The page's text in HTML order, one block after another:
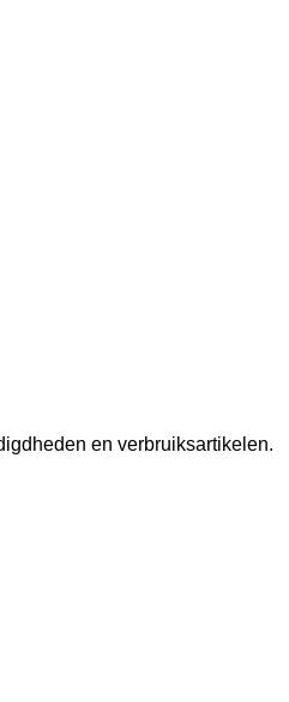
en verbruiksartikelen.